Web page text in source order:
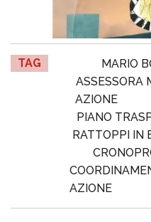
TAG
MARIO
ASSESSORA
AZIONE
PIANO
RATTOPPI IN
AZIONE